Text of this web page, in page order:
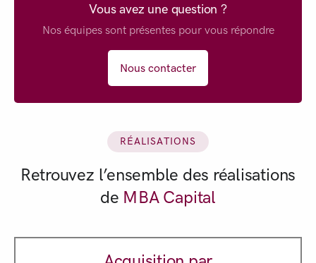
Vous avez une question ?
Nos équipes sont présentes pour vous répondre
Nous contacter
RÉALISATIONS
Retrouvez l’ensemble des réalisations
de MBA Capital